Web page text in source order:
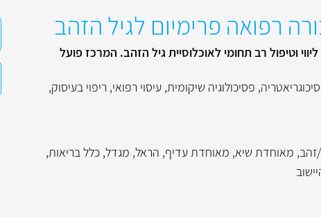
רפואה פרימיום לגיל הזהב
וטיפול רב תחומי לאוכלוסיית גיל הזהב. המרכז פועל
, פסיכולוגיה שיקומית, עיסוי רפואי, ריפוי בעיסוק,
זהב, מאוחדת שיא, מאוחדת עדיף, הראל, מגדל, כלל בריאות,